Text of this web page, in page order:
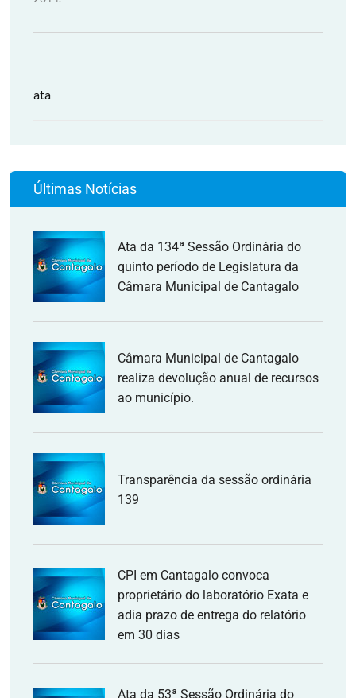
ata
Últimas Notícias
Ata da 134ª Sessão Ordinária do
quinto período de Legislatura da
Câmara Municipal de Cantagalo
Câmara Municipal de Cantagalo
realiza devolução anual de recursos
ao município.
Transparência da sessão ordinária
139
CPI em Cantagalo convoca
proprietário do laboratório Exata e
adia prazo de entrega do relatório
em 30 dias
Ata da 53ª Sessão Ordinária do